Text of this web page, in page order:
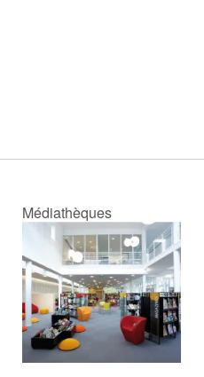
Médiathèques